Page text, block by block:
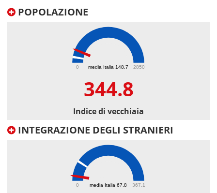
POPOLAZIONE
media Italia 148.7
0 2850
344.8
Indice di vecchiaia
INTEGRAZIONE DEGLI STRANIERI
media Italia 67.8
0 367.1